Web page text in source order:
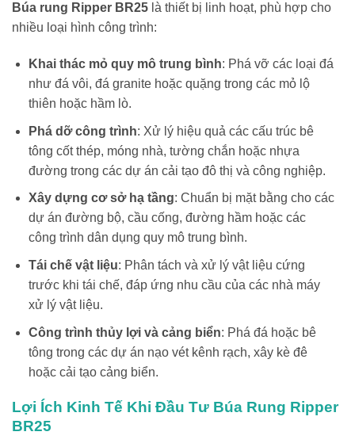
Búa rung Ripper BR25 là thiết bị linh hoạt, phù hợp cho
nhiều loại hình công trình:
Khai thác mỏ quy mô trung bình: Phá vỡ các loại đá
như đá vôi, đá granite hoặc quặng trong các mỏ lộ
thiên hoặc hầm lò.
Phá dỡ công trình: Xử lý hiệu quả các cấu trúc bê
tông cốt thép, móng nhà, tường chắn hoặc nhựa
đường trong các dự án cải tạo đô thị và công nghiệp.
Xây dựng cơ sở hạ tầng: Chuẩn bị mặt bằng cho các
dự án đường bộ, cầu cống, đường hầm hoặc các
công trình dân dụng quy mô trung bình.
Tái chế vật liệu: Phân tách và xử lý vật liệu cứng
trước khi tái chế, đáp ứng nhu cầu của các nhà máy
xử lý vật liệu.
Công trình thủy lợi và cảng biển: Phá đá hoặc bê
tông trong các dự án nạo vét kênh rạch, xây kè đê
hoặc cải tạo cảng biển.
Lợi Ích Kinh Tế Khi Đầu Tư Búa Rung Ripper
BR25